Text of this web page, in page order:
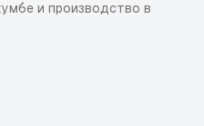
и производство в